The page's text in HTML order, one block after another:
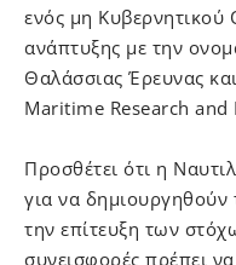
ενός μη Κυβερνητικού
ανάπτυξης με την
Θαλάσσιας Έρευνας
Maritime Research
Προσθέτει ότι η
για να δημιουργηθούν
την επίτευξη των
συνεισφορές πρέπει